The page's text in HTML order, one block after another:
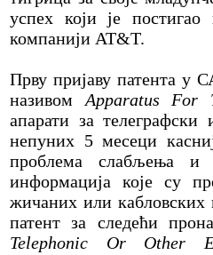
успех који је
компанији AT&T.
Прву пријаву патента у
називом Apparatus For
апарати за
непуних 5 месеци
проблема слабљења и
информација које су
жичаних или кабловских
патент за следећи
Telephonic Or Other